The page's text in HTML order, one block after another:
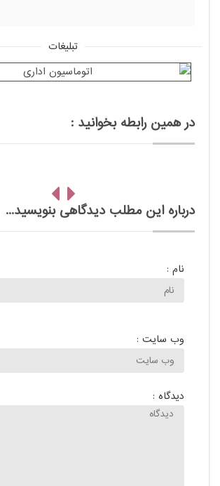
تبلیغات
در همین رابطه بخوانید :
درباره این مطلب دیدگاهی بنویسید...
نام :
وب سایت :
دیدگاه :